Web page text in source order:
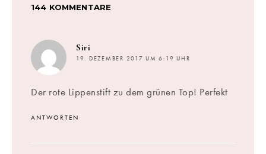
144 KOMMENTARE
Siri
19. DEZEMBER 2017 UM 6:19 UHR
Der rote Lippenstift zu dem grünen Top! Perfekt
ANTWORTEN